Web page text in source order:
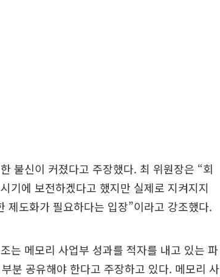
불신이 커졌다고 주장했다. 최 위원장은 “회
기에 보전하겠다고 했지만 실제로 지켜지지
제도화가 필요하다는 입장”이라고 강조했다.
는 메모리 사업부 성과를 적자를 내고 있는 파
분 공유해야 한다고 주장하고 있다. 메모리 사